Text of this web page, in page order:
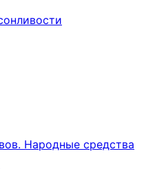
Народные средства